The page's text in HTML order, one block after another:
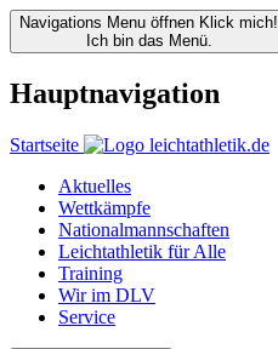
Navigations Menu öffnen Klick mich!
Ich bin das Menü.
Hauptnavigation
Startseite
Aktuelles
Wettkämpfe
Nationalmannschaften
Leichtathletik für Alle
Training
Wir im DLV
Service